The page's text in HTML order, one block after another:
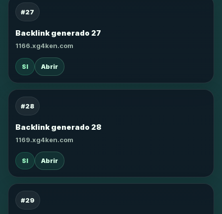
#27
Backlink generado 27
1166.xg4ken.com
SI Abrir
#28
Backlink generado 28
1169.xg4ken.com
SI Abrir
#29